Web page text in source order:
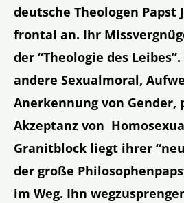
deutsche Theologen Papst
frontal an. Ihr
der “Theologie des
andere Sexualmoral,
Anerkennung von Gender,
Akzeptanz von
Granitblock liegt ihrer
der große
im Weg. Ihn